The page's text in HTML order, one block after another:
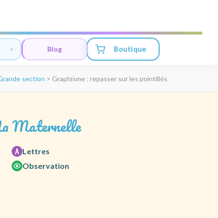
Blog Boutique
section > Graphisme : repasser sur les pointillés
Maternelle
Lettres
Observation